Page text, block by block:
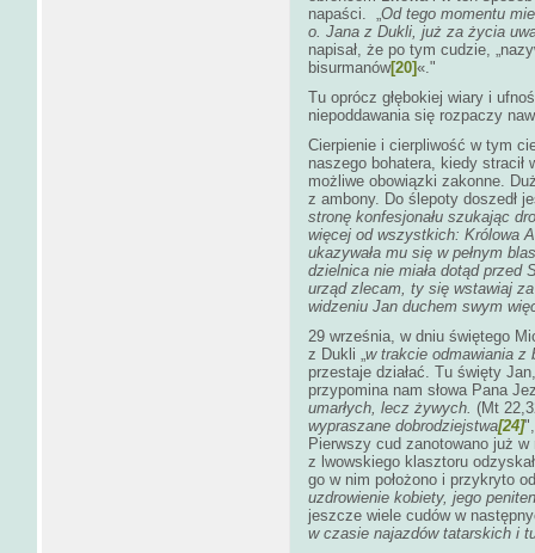
napaści. „Od tego momentu
o. Jana z Dukli, już za życia
napisał, że po tym cudzie,
bisurmanów[20]«."
Tu oprócz głębokiej wiary i
niepoddawania się rozpaczy
Cierpienie i cierpliwość w tym
naszego bohatera, kiedy stracił
możliwe obowiązki zakonne.
z ambony. Do ślepoty doszedł
stronę konfesjonału szukając
więcej od wszystkich: Królowa
ukazywała mu się w pełnym
dzielnica nie miała dotąd przed
urząd zlecam, ty się wstawiaj
widzeniu Jan duchem swym
29 września, w dniu świętego
z Dukli „w trakcie odmawiania z
przestaje działać. Tu święty
przypomina nam słowa Pana
umarłych, lecz żywych. (Mt
wypraszane dobrodziejstwa[24]
Pierwszy cud zanotowano już
z lwowskiego klasztoru
go w nim położono i przykryto
uzdrowienie kobiety, jego
jeszcze wiele cudów w
w czasie najazdów tatarskich i